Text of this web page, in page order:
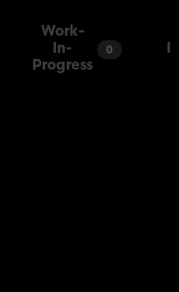
Work-
In-
Progress
0